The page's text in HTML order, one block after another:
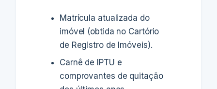
Matrícula atualizada do
imóvel (obtida no Cartório
de Registro de Imóveis).
Carnê de IPTU e
comprovantes de quitação